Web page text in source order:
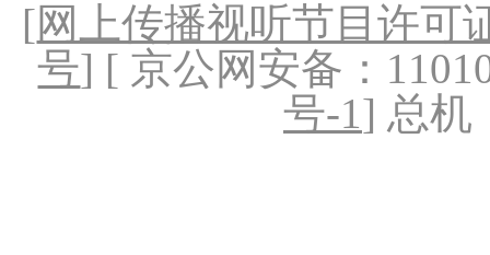
[网上传播视听节目许可
号] [ 京公网安备：
号-1] 总机